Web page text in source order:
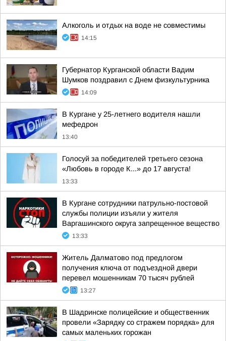
Алкоголь и отдых на воде не совместимы
14:15
Губернатор Курганской области Вадим
Шумков поздравил с Днем физкультурника
14:09
В Кургане у 25-летнего водителя нашли
мефедрон
13:40
Голосуй за победителей третьего сезона
«Любовь в городе К...» до 17 августа!
13:33
В Кургане сотрудники патрульно-постовой
службы полиции изъяли у жителя
Варгашинского округа запрещенное вещество
13:33
Житель Далматово под предлогом
получения ключа от подъездной двери
перевел мошенникам 70 тысяч рублей
13:27
В Шадринске полицейские и общественник
провели «Зарядку со стражем порядка» для
самых маленьких горожан